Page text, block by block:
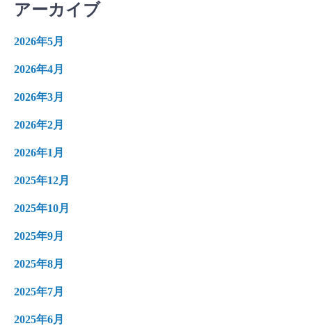
アーカイブ
2026年5月
2026年4月
2026年3月
2026年2月
2026年1月
2025年12月
2025年10月
2025年9月
2025年8月
2025年7月
2025年6月